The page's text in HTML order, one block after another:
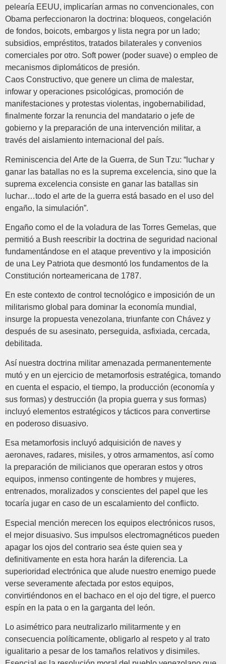
pelearía EEUU, implicarían armas no convencionales, con
Obama perfeccionaron la doctrina: bloqueos, congelación
de fondos, boicots, embargos y lista negra por un lado;
subsidios, empréstitos, tratados bilaterales y convenios
comerciales por otro. Soft power (poder suave) o empleo de
mecanismos diplomáticos de presión.
Caos Constructivo, que genere un clima de malestar,
infowar y operaciones psicológicas, promoción de
manifestaciones y protestas violentas, ingobernabilidad,
finalmente forzar la renuncia del mandatario o jefe de
gobierno y la preparación de una intervención militar, a
través del aislamiento internacional del país.
Reminiscencia del Arte de la Guerra, de Sun Tzu: “luchar y
ganar las batallas no es la suprema excelencia, sino que la
suprema excelencia consiste en ganar las batallas sin
luchar…todo el arte de la guerra está basado en el uso del
engaño, la simulación”.
Engaño como el de la voladura de las Torres Gemelas, que
permitió a Bush reescribir la doctrina de seguridad nacional
fundamentándose en el ataque preventivo y la imposición
de una Ley Patriota que desmontó los fundamentos de la
Constitución norteamericana de 1787.
En este contexto de control tecnológico e imposición de un
militarismo global para dominar la economía mundial,
insurge la propuesta venezolana, triunfante con Chávez y
después de su asesinato, perseguida, asfixiada, cercada,
debilitada.
Así nuestra doctrina militar amenazada permanentemente
mutó y en un ejercicio de metamorfosis estratégica, tomando
en cuenta el espacio, el tiempo, la producción (economía y
sus formas) y destrucción (la propia guerra y sus formas)
incluyó elementos estratégicos y tácticos para convertirse
en poderoso disuasivo.
Esa metamorfosis incluyó adquisición de naves y
aeronaves, radares, misiles, y otros armamentos, así como
la preparación de milicianos que operaran estos y otros
equipos, inmenso contingente de hombres y mujeres,
entrenados, moralizados y conscientes del papel que les
tocaría jugar en caso de un escalamiento del conflicto.
Especial mención merecen los equipos electrónicos rusos,
el mejor disuasivo. Sus impulsos electromagnéticos pueden
apagar los ojos del contrario sea éste quien sea y
definitivamente en esta hora harán la diferencia. La
superioridad electrónica que alude nuestro enemigo puede
verse severamente afectada por estos equipos,
convirtiéndonos en el bachaco en el ojo del tigre, el puerco
espín en la pata o en la garganta del león.
Lo asimétrico para neutralizarlo militarmente y en
consecuencia políticamente, obligarlo al respeto y al trato
igualitario a pesar de los tamaños relativos y disimiles.